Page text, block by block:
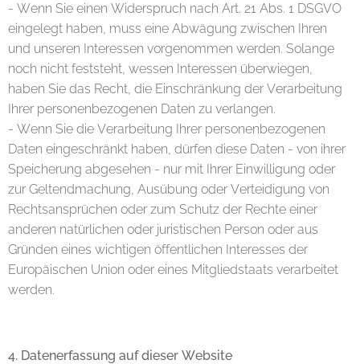
- Wenn Sie einen Widerspruch nach Art. 21 Abs. 1 DSGVO
eingelegt haben, muss eine Abwägung zwischen Ihren
und unseren Interessen vorgenommen werden. Solange
noch nicht feststeht, wessen Interessen überwiegen,
haben Sie das Recht, die Einschränkung der Verarbeitung
Ihrer personenbezogenen Daten zu verlangen.
- Wenn Sie die Verarbeitung Ihrer personenbezogenen
Daten eingeschränkt haben, dürfen diese Daten - von ihrer
Speicherung abgesehen - nur mit Ihrer Einwilligung oder
zur Geltendmachung, Ausübung oder Verteidigung von
Rechtsansprüchen oder zum Schutz der Rechte einer
anderen natürlichen oder juristischen Person oder aus
Gründen eines wichtigen öffentlichen Interesses der
Europäischen Union oder eines Mitgliedstaats verarbeitet
werden.
4. Datenerfassung auf dieser Website